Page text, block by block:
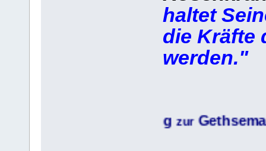
haltet
die Kräfte
werden."
Gethsemane-